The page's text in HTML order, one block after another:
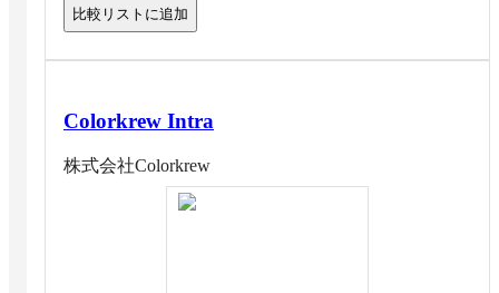
比較リストに追加
Colorkrew Intra
株式会社Colorkrew